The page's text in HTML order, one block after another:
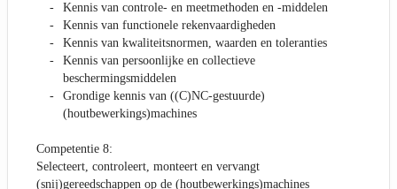
Kennis van controle- en meetmethoden en -middelen
Kennis van functionele rekenvaardigheden
Kennis van kwaliteitsnormen, waarden en toleranties
Kennis van persoonlijke en collectieve
beschermingsmiddelen
Grondige kennis van ((C)NC-gestuurde)
(houtbewerkings)machines
Competentie 8:
Selecteert, controleert, monteert en vervangt
(snij)gereedschappen op de (houtbewerkings)machines